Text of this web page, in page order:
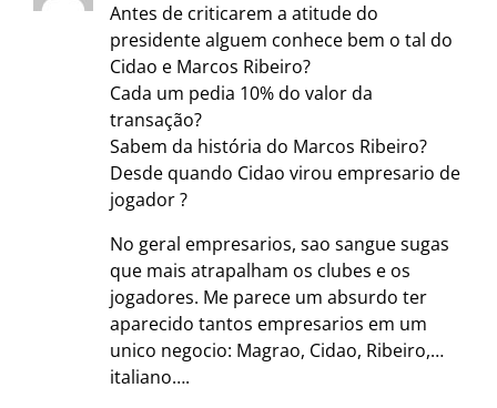
Antes de criticarem a atitude do
presidente alguem conhece bem o tal do
Cidao e Marcos Ribeiro?
Cada um pedia 10% do valor da
transação?
Sabem da história do Marcos Ribeiro?
Desde quando Cidao virou empresario de
jogador ?
No geral empresarios, sao sangue sugas
que mais atrapalham os clubes e os
jogadores. Me parece um absurdo ter
aparecido tantos empresarios em um
unico negocio: Magrao, Cidao, Ribeiro,…
italiano….